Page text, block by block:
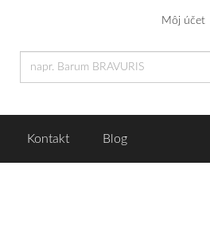
Môj účet
Kontakt Blog